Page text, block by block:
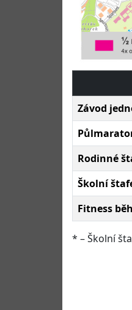
Závod
Rodinné
Školní
Fitness
* – Školní